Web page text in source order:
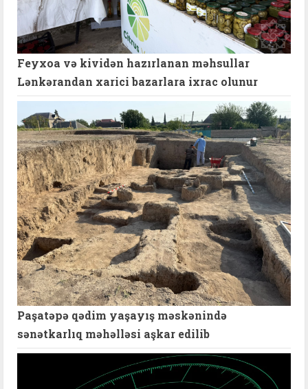
Feyxoa və kividən hazırlanan məhsullar
Lənkərandan xarici bazarlara ixrac olunur
Paşatəpə qədim yaşayış məskənində
sənətkarlıq məhəlləsi aşkar edilib